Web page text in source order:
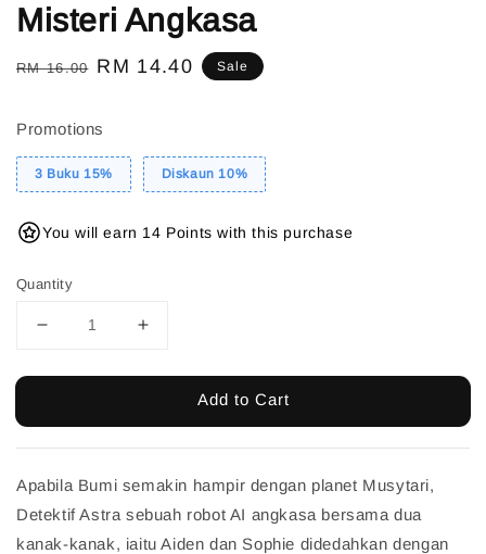
Misteri Angkasa
Regular
RM 16.00 Sale
RM 14.40 Sale
Promotions
3 Buku 15% Diskaun 10%
You will earn 14 Points with this purchase
Quantity
Add to Cart
Apabila Bumi semakin hampir dengan planet Musytari,
Detektif Astra sebuah robot AI angkasa bersama dua
kanak-kanak, iaitu Aiden dan Sophie didedahkan dengan